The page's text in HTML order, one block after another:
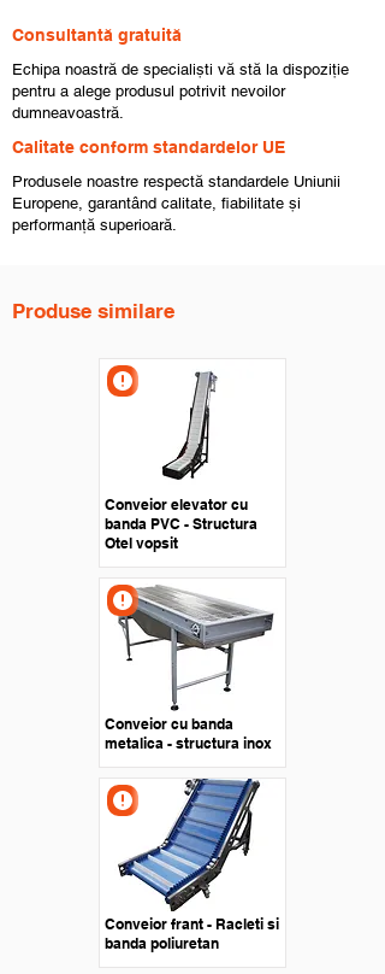
Consultantă gratuită
Echipa noastră de specialiști vă stă la dispoziție
pentru a alege produsul potrivit nevoilor
dumneavoastră.
Calitate conform standardelor UE
Produsele noastre respectă standardele Uniunii
Europene, garantând calitate, fiabilitate și
performanță superioară.
Produse similare
Conveior elevator cu
banda PVC - Structura
Otel vopsit
Conveior cu banda
metalica - structura inox
Conveior frant - Racleti si
banda poliuretan